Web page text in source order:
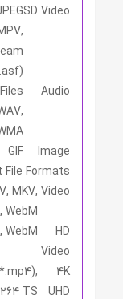
SD Video
Audio
Image
GIF
Formats
Video
MKV,
WebM
HD
Video
WebM
4K
UHD
TS